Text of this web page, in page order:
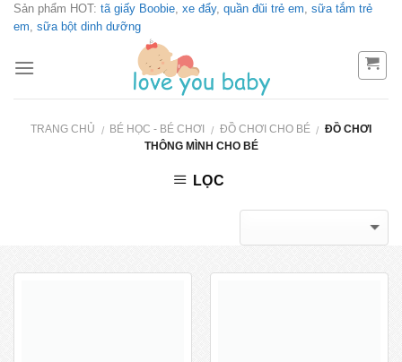
Skip
Sản phẩm HOT: tã giấy Boobie, xe đẩy, quần đũi trẻ em, sữa tắm trẻ
em, sữa bột dinh dưỡng
TRANG CHỦ / BÉ HỌC - BÉ CHƠI / ĐỒ CHƠI CHO BÉ / ĐỒ CHƠI
THÔNG MÌNH CHO BÉ
LỌC